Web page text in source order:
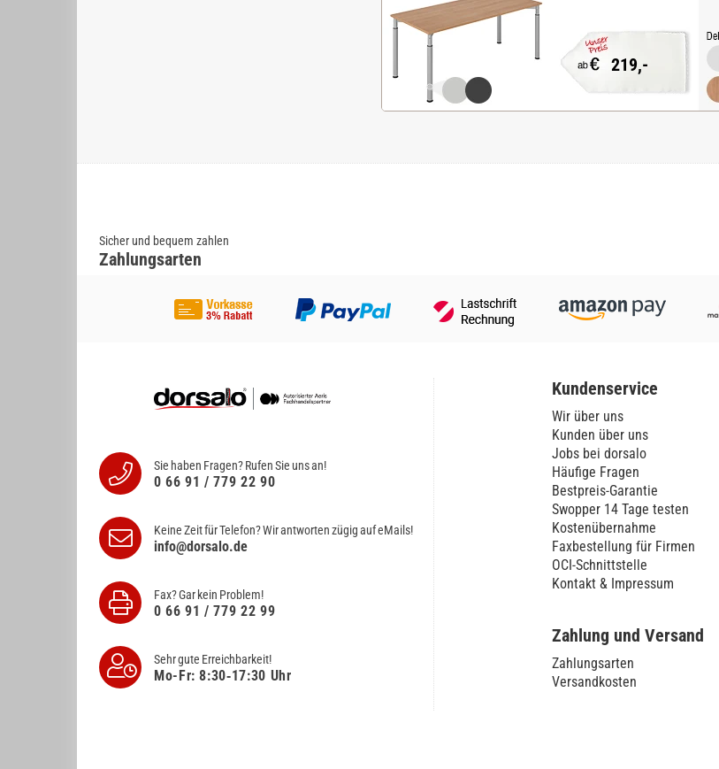
219,-
Sicher und bequem zahlen
Zahlungsarten
Sie haben Fragen? Rufen Sie uns an!
0 66 91 / 779 22 90
Keine Zeit für Telefon? Wir antwortenzügig auf eMails!
info@dorsalo.de
Fax? Gar kein Problem!
0 66 91 / 779 22 99
Sehr gute Erreichbarkeit!
Mo-Fr: 8:30‑17:30 Uhr
Kundenservice
Wir über uns
Kunden über uns
Jobs bei dorsalo
Häufige Fragen
Bestpreis-Garantie
Swopper 14 Tage testen
Kostenübernahme
Faxbestellung für Firmen
OCI-Schnittstelle
Kontakt & Impressum
Zahlung und Versand
Zahlungsarten
Versandkosten